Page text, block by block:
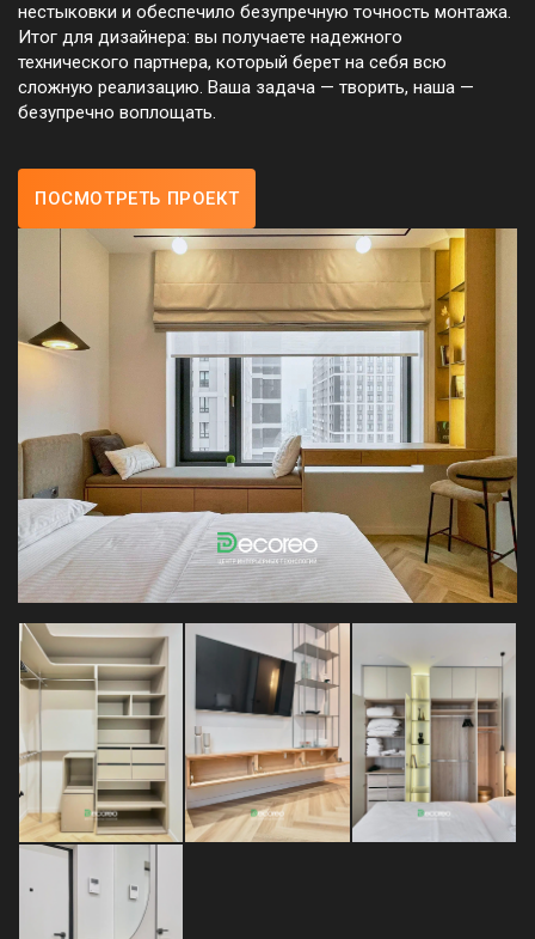
нестыковки и обеспечило безупречную точность монтажа.
Итог для дизайнера: вы получаете надежного
технического партнера, который берет на себя всю
сложную реализацию. Ваша задача — творить, наша —
безупречно воплощать.
ПОСМОТРЕТЬ ПРОЕКТ